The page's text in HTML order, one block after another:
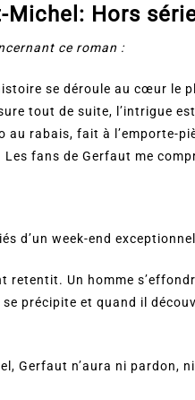
Michel: Hors
ce roman :
se déroule au cœur le
tout de suite, l’intrigue
rabais, fait à l’emporte-
fans de Gerfaut me
d’un week-end
retentit. Un homme
précipite et quand il
Gerfaut n’aura ni pardon,